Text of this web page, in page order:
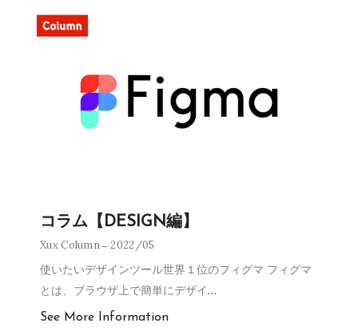
コラム【DESIGN編】
Xux Column 2022/05
使いたいデザインツール世界１位のフィグマ フィグマ
とは、ブラウザ上で簡単にデザイ…
See More Information